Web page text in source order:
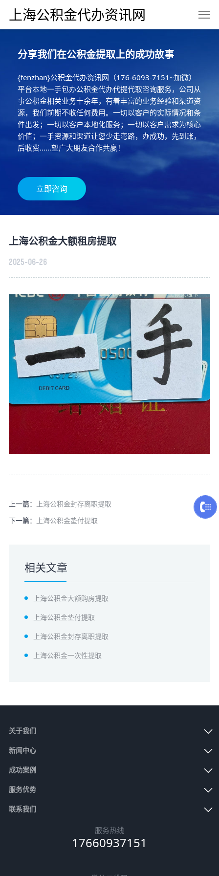
上海公积金代办资讯网
分享我们在公积金提取上的成功故事
{fenzhan}公积金代办资讯网（176-6093-7151~加微）
平台本地一手包办公积金代办代提代取咨询服务，公司从
事公积金相关业务十余年，有着丰富的业务经验和渠道资
源，我们前期不收任何费用。一切以客户的实际情况和条
件出发；一切以客户本地化服务；一切以客户需求为核心
价值；一手资源和渠道让您少走弯路，办成功，先到账，
后收费……望广大朋友合作共赢！
立即咨询
上海公积金大额租房提取
2025-06-26
上一篇：
上海公积金封存离职提取
下一篇：
上海公积金垫付提取
相关文章
上海公积金大额购房提取
上海公积金垫付提取
上海公积金封存离职提取
上海公积金一次性提取
关于我们
新闻中心
成功案例
服务优势
联系我们
服务热线
17660937151